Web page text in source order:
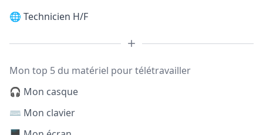
🌐 Technicien H/F
Mon top 5 du matériel pour télétravailler
🎧 Mon casque
⌨️ Mon clavier